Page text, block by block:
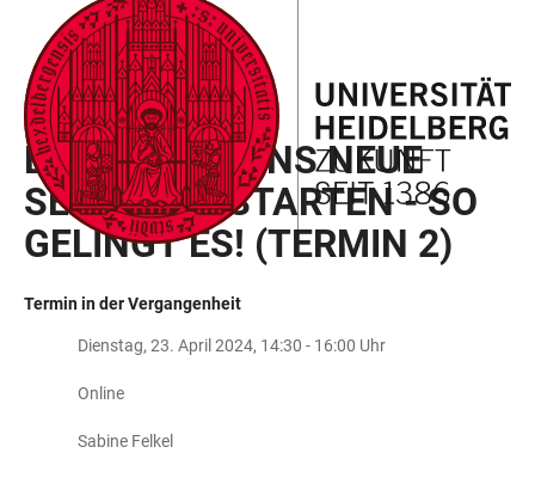
LINKS
ZUR
BARRIEREFREIHEIT
ZUM
HAUPTINHALT
HAUPTNAVIGATION
ÖFFNEN
WEBSEITENSUCHE
ÖFFNEN
STARK IM STUDIUM
ENTSPANNT INS NEUE
SEMESTER STARTEN - SO
GELINGT ES! (TERMIN 2)
Termin in der Vergangenheit
Dienstag, 23. April 2024, 14:30 - 16:00 Uhr
Online
Sabine Felkel